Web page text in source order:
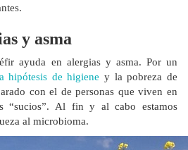
y asma
ayuda en alergias y asma. Por un
hipótesis de higiene y la pobreza de
con el de personas que viven en
“sucios”. Al fin y al cabo estamos
al microbioma.